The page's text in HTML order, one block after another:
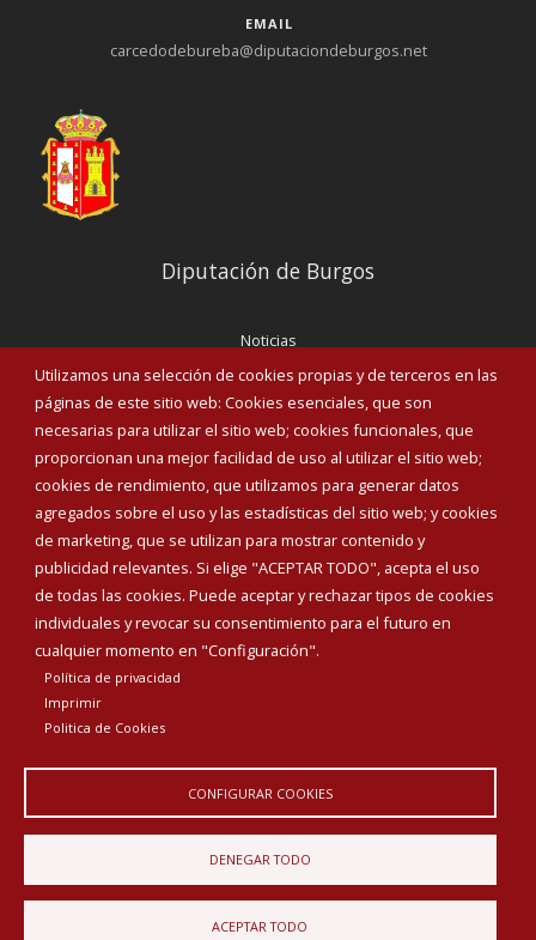
Utilizamos una selección de cookies propias y de terceros en las
páginas de este sitio web: Cookies esenciales, que son
necesarias para utilizar el sitio web; cookies funcionales, que
proporcionan una mejor facilidad de uso al utilizar el sitio web;
cookies de rendimiento, que utilizamos para generar datos
agregados sobre el uso y las estadísticas del sitio web; y cookies
de marketing, que se utilizan para mostrar contenido y
publicidad relevantes. Si elige "ACEPTAR TODO", acepta el uso
de todas las cookies. Puede aceptar y rechazar tipos de cookies
individuales y revocar su consentimiento para el futuro en
cualquier momento en "Configuración".
Política de privacidad
Imprimir
Politica de Cookies
CONFIGURAR COOKIES
DENEGAR TODO
ACEPTAR TODO
EMAIL
carcedodebureba@diputaciondeburgos.net
Diputación de Burgos
Noticias
Eventos
Corporación Municipal
Teléfonos de interés
INICIAR SESIÓN
MAPA WEB
Diputación de Burgos